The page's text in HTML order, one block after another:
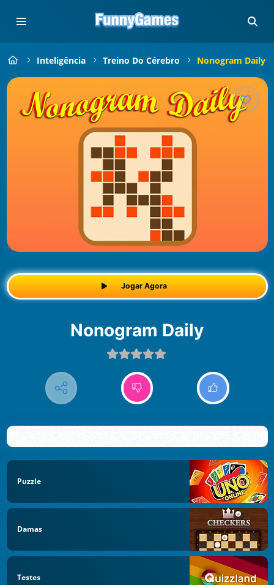
Inteligência Treino Do Cérebro Nonogram Daily
Jogar Agora
Nonogram Daily
Puzzle
Damas
Testes